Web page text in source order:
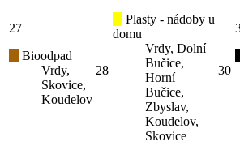
27
Bioodpad
Vrdy,
Skovice,
Koudelov
28
Plasty - nádoby u
domu
Vrdy, Dolní
Bučice,
Horní
Bučice,
Zbyslav,
Koudelov,
Skovice
30